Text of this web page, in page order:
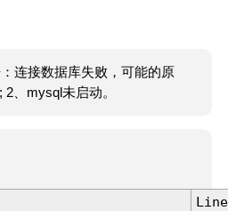
连接数据库失败，可能的原
、mysql未启动。
Line